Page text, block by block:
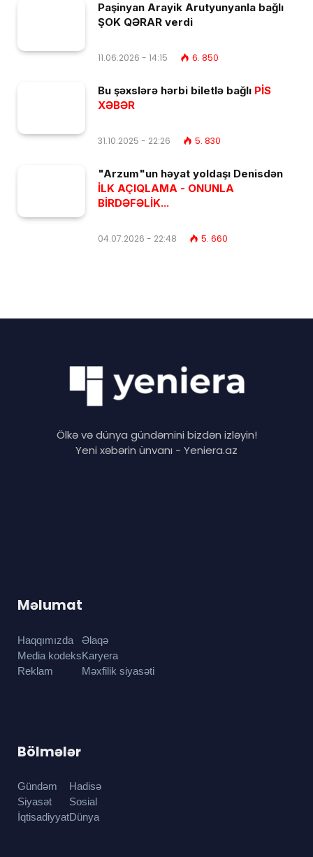
Paşinyan Arayik Arutyunyanla bağlı
ŞOK QƏRAR verdi
11.06.2026 - 14:15 6. 850
Bu şəxslərə hərbi biletlə bağlı PİS
XƏBƏR
31.10.2025 - 22:26 5. 830
"Arzum"un həyat yoldaşı Denisdən
İLK AÇIQLAMA - ONUNLA
BİRDƏFƏLİK...
04.07.2026 - 22:48 5. 660
Ölkə və dünya gündəmini bizdən izləyin!
Yeni xəbərin ünvanı - Yeniera.az
Məlumat
Haqqımızda
Media kodeks
Reklam
Əlaqə
Karyera
Məxfilik siyasəti
Bölmələr
Gündəm
Siyasət
İqtisadiyyat
Hadisə
Sosial
Dünya